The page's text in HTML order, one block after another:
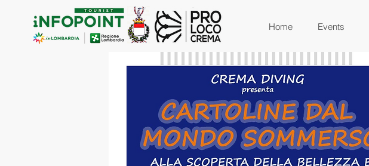
Home Events